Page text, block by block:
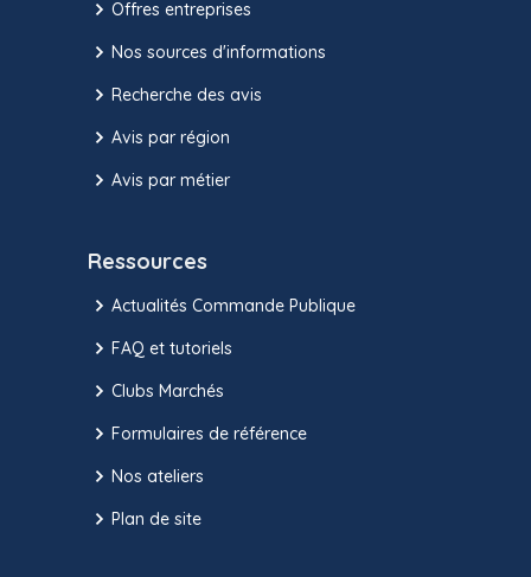
Offres entreprises
Nos sources d'informations
Recherche des avis
Avis par région
Avis par métier
Ressources
Actualités Commande Publique
FAQ et tutoriels
Clubs Marchés
Formulaires de référence
Nos ateliers
Plan de site